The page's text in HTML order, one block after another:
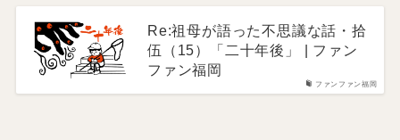
ファンファン福岡
Re:祖母が語った不思議な話・拾
伍（15）「二十年後」 | ファン
ファン福岡